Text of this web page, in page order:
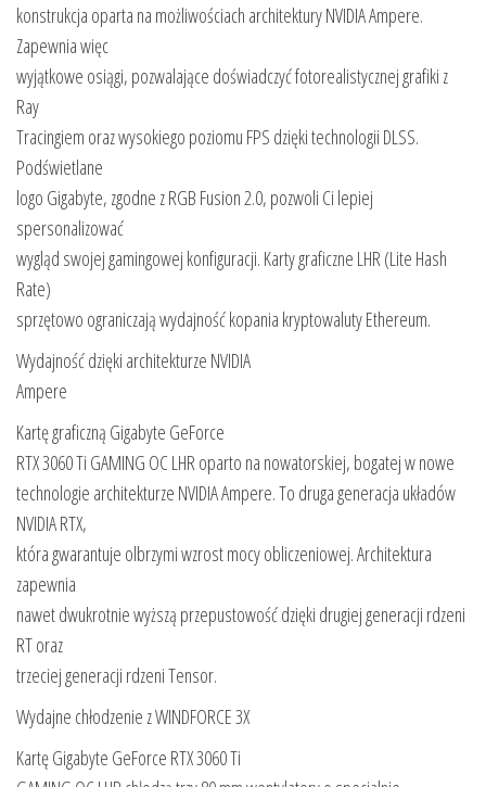
konstrukcja oparta na możliwościach architektury NVIDIA Ampere.
Zapewnia więc
wyjątkowe osiągi, pozwalające doświadczyć fotorealistycznej grafiki z
Ray
Tracingiem oraz wysokiego poziomu FPS dzięki technologii DLSS.
Podświetlane
logo Gigabyte, zgodne z RGB Fusion 2.0, pozwoli Ci lepiej
spersonalizować
wygląd swojej gamingowej konfiguracji. Karty graficzne LHR (Lite Hash
Rate)
sprzętowo ograniczają wydajność kopania kryptowaluty Ethereum.
Wydajność dzięki architekturze NVIDIA
Ampere
Kartę graficzną Gigabyte GeForce
RTX 3060 Ti GAMING OC LHR oparto na nowatorskiej, bogatej w nowe
technologie architekturze NVIDIA Ampere. To druga generacja układów
NVIDIA RTX,
która gwarantuje olbrzymi wzrost mocy obliczeniowej. Architektura
zapewnia
nawet dwukrotnie wyższą przepustowość dzięki drugiej generacji rdzeni
RT oraz
trzeciej generacji rdzeni Tensor.
Wydajne chłodzenie z WINDFORCE 3X
Kartę Gigabyte GeForce RTX 3060 Ti